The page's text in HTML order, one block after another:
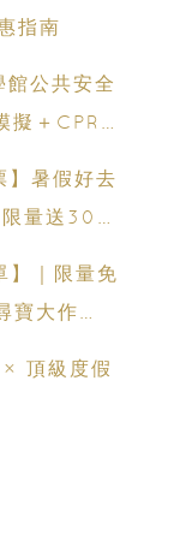
指南
公共安全
＋CPR急
】暑假好去
量送30套
｜限量免
寶大作
× 頂級度假